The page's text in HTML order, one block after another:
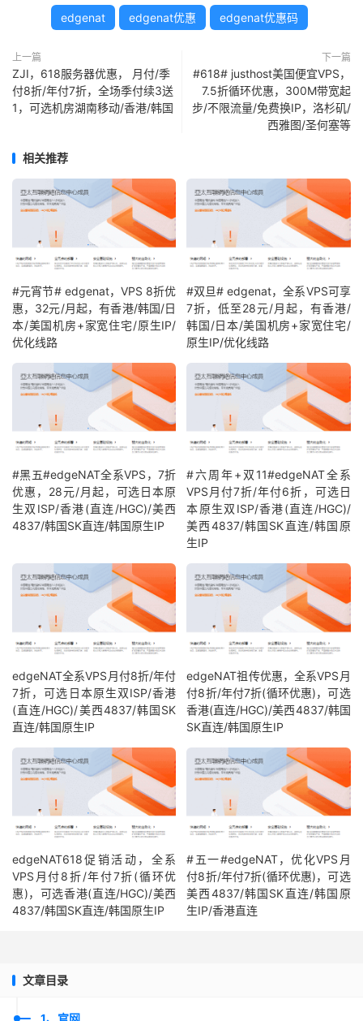
edgenat edgenat优惠 edgenat优惠码
上一篇
ZJI，618服务器优惠， 月付/季
付8折/年付7折，全场季付续3送
1，可选机房湖南移动/香港/韩国
下一篇
#618# justhost美国便宜VPS，
7.5折循环优惠，300M带宽起
步/不限流量/免费换IP，洛杉矶/
西雅图/圣何塞等
相关推荐
#元宵节# edgenat，VPS 8折优
惠，32元/月起，有香港/韩国/日
本/美国机房+家宽住宅/原生IP/
优化线路
#双旦# edgenat，全系VPS可享
7折，低至28元/月起，有香港/
韩国/日本/美国机房+家宽住宅/
原生IP/优化线路
#黑五#edgeNAT全系VPS，7折
优惠，28元/月起，可选日本原
生双ISP/香港(直连/HGC)/美西
4837/韩国SK直连/韩国原生IP
#六周年+双11#edgeNAT全系
VPS月付7折/年付6折，可选日
本原生双ISP/香港(直连/HGC)/
美西4837/韩国SK直连/韩国原
生IP
edgeNAT全系VPS月付8折/年付
7折，可选日本原生双ISP/香港
(直连/HGC)/美西4837/韩国SK
直连/韩国原生IP
edgeNAT祖传优惠，全系VPS月
付8折/年付7折(循环优惠)，可选
香港(直连/HGC)/美西4837/韩国
SK直连/韩国原生IP
edgeNAT618促销活动，全系
VPS月付8折/年付7折(循环优
惠)，可选香港(直连/HGC)/美西
4837/韩国SK直连/韩国原生IP
#五一#edgeNAT，优化VPS月
付8折/年付7折(循环优惠)，可选
美西4837/韩国SK直连/韩国原
生IP/香港直连
文章目录